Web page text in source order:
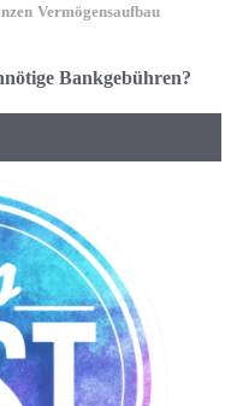
Vermögensaufbau
Bankgebühren?